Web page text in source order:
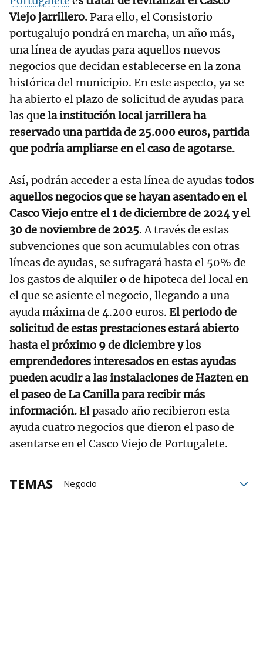
Viejo jarrillero.Para ello, el Consistorio
portugalujo pondrá en marcha, un año más,
una línea de ayudas para aquellos nuevos
negocios que decidan establecerse en la zona
histórica del municipio. En este aspecto, ya se
ha abierto el plazo de solicitud de ayudas para
las que la institución local jarrillera ha
reservado una partida de 25.000 euros, partida
que podría ampliarse en el caso de agotarse.
Así, podrán acceder a esta línea de ayudastodos
aquellos negocios que se hayan asentado en el
Casco Viejo entre el 1 de diciembre de 2024 y el
30 de noviembre de 2025. A través de estas
subvenciones que son acumulables con otras
líneas de ayudas, se sufragará hasta el 50% de
los gastos de alquiler o de hipoteca del local en
el que se asiente el negocio, llegando a una
ayuda máxima de 4.200 euros. El periodo de
solicitud de estas prestaciones estará abierto
hasta el próximo 9 de diciembre y los
emprendedores interesados en estas ayudas
pueden acudir a las instalaciones de Hazten en
el paseo de La Canilla para recibir más
información.El pasado año recibieron esta
ayuda cuatro negocios que dieron el paso de
asentarse en el Casco Viejo de Portugalete.
TEMAS
Negocio